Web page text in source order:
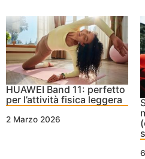
HUAWEI Band 11: perfetto
per l’attività fisica leggera
2 Marzo 2026